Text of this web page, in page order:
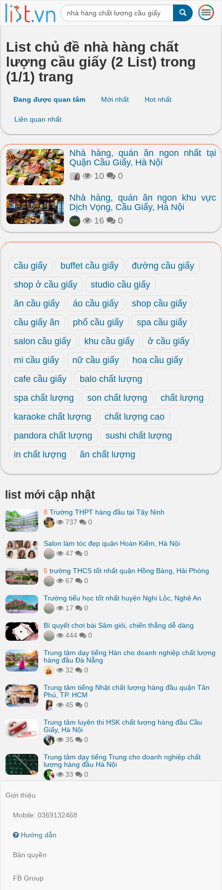
T
o
o
n
List chủ đề nhà hàng chất
lượng cầu giấy (2 List) trong
(1/1) trang
Đang được quan tâm Mới nhất Hot nhất
Liên quan nhất
Nhà hàng, quán ăn ngon nhất tại
Quận Cầu Giấy, Hà Nội
10
0
Nhà hàng, quán ăn ngon khu vực
Dịch Vọng, Cầu Giấy, Hà Nội
16
0
cầu giấy buffet cầu giấy
đường cầu giấy
shop ở cầu giấy
studio cầu giấy
ăn cầu giấy
áo cầu giấy
shop cầu giấy
cầu giấy ăn
phố cầu giấy
spa cầu giấy
salon cầu giấy
khu cầu giấy
ở cầu giấy
mi cầu giấy
nữ cầu giấy
hoa cầu giấy
cafe cầu giấy
balo chất lượng
spa chất lượng
son chất lượng
chất lượng
karaoke chất lượng
chất lượng cao
pandora chất lượng
sushi chất lượng
in chất lượng
ăn chất lượng
list mới cập nhật
8 Trường THPT hàng đầu tại Tây Ninh
737
0
Salon làm tóc đẹp quận Hoàn Kiếm, Hà Nội
47
0
5 trường THCS tốt nhất quận Hồng Bàng, Hải Phòng
67
0
Trường tiểu học tốt nhất huyện Nghi Lộc, Nghệ An
17
0
Bí quyết chơi bài Sâm giỏi, chiến thắng dễ dàng
444
0
Trung tâm dạy tiếng Hàn cho doanh nghiệp chất lượng
hàng đầu Đà Nẵng
32
0
Trung tâm tiếng Nhật chất lượng hàng đầu quận Tân
Phú, TP. HCM
45
0
Trung tâm luyện thi HSK chất lượng hàng đầu Cầu
Giấy, Hà Nội
35
0
Trung tâm dạy tiếng Trung cho doanh nghiệp chất
lượng hàng đầu Hà Nội
33
0
Giới thiệu
Mobile: 0369132468
Hướng dẫn
Bản quyền
FB Group